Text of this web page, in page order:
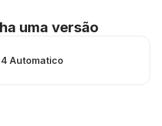
uma versão
Automatico